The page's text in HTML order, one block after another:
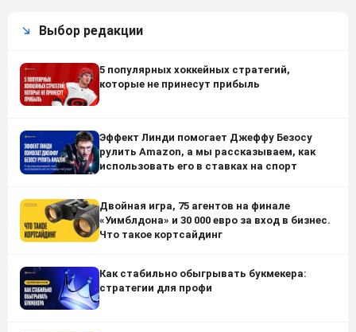
Выбор редакции
5 популярных хоккейных стратегий,
которые не принесут прибыль
Эффект Линди помогает Джеффу Безосу
рулить Amazon, а мы рассказываем, как
использовать его в ставках на спорт
Двойная игра, 75 агентов на финале
«Уимблдона» и 30 000 евро за вход в бизнес.
Что такое кортсайдинг
Как стабильно обыгрывать букмекера:
стратегии для профи